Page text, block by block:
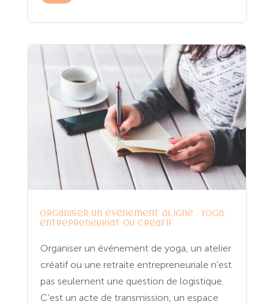
Entreprenariat Yoga
Organiser un événement aligné : yoga,
entrepreneuriat ou créatif
Organiser un événement de yoga, un atelier
créatif ou une retraite entrepreneuriale n’est
pas seulement une question de logistique.
C’est un acte de transmission, un espace